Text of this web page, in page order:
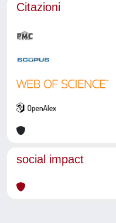
Citazioni
social impact